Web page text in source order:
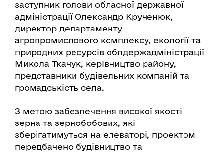
заступник голови обласної державної
адміністрації Олександр Крученюк,
директор департаменту
агропромислового комплексу, екології та
природних ресурсів облдержадміністрації
Микола Ткачук, керівництво району,
представники будівельних компаній та
громадськість села.
З метою забезпечення високої якості
зерна та зернобобових, які
зберігатимуться на елеваторі, проектом
передбачено будівництво та